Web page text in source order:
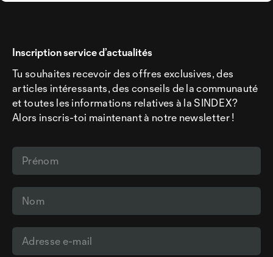
Inscription service d’actualités
Tu souhaites recevoir des offres exclusives, des
articles intéressants, des conseils de la communauté
et toutes les informations relatives à la SINDEX?
Alors inscris-toi maintenant à notre newsletter !